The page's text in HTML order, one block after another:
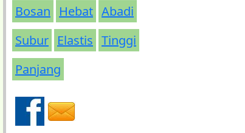
Bosan
Hebat Abadi
Subur Elastis Tinggi
Panjang